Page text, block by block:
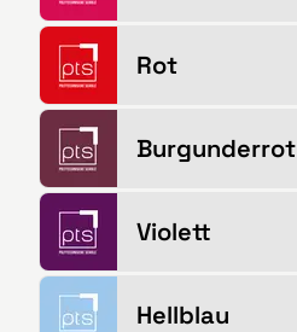
Rot
Burgunderrot
Violett
Hellblau